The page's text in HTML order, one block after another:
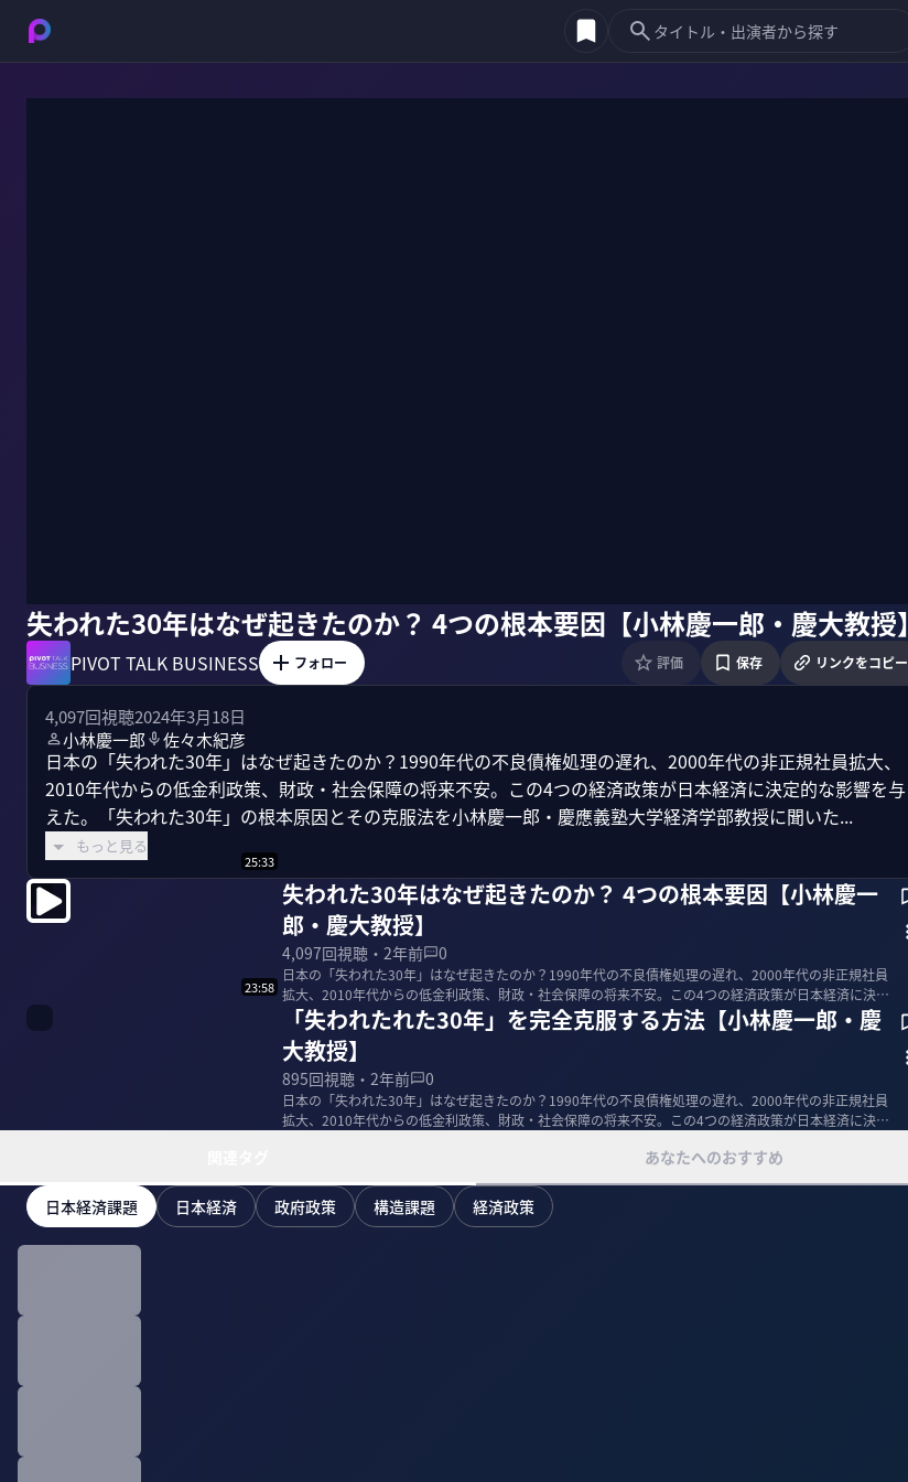
失われた30年はなぜ起きたのか？ 4つの根本要因【小林慶一郎・慶大教授】
PIVOT TALK BUSINESS フォロー 評価 保存 リンクをコピー
4,097回視聴2024年3月18日
小林慶一郎
佐々木紀彦
日本の「失われた30年」はなぜ起きたのか？1990年代の不良債権処理の遅れ、2000年代の非正規社員拡大、
2010年代からの低金利政策、財政・社会保障の将来不安。この4つの経済政策が日本経済に決定的な影響を与
えた。「失われた30年」の根本原因とその克服法を小林慶一郎・慶應義塾大学経済学部教授に聞いた...
もっと見る
25:33
失われた30年はなぜ起きたのか？ 4つの根本要因【小林慶一
郎・慶大教授】
4,097回視聴・ 2年前 0
日本の「失われた30年」はなぜ起きたのか？1990年代の不良債権処理の遅れ、2000年代の非正規社員
拡大、2010年代からの低金利政策、財政・社会保障の将来不安。この4つの経済政策が日本経済に決定
的な...
23:58
「失われたれた30年」を完全克服する方法【小林慶一郎・慶
大教授】
895回視聴・ 2年前 0
日本の「失われた30年」はなぜ起きたのか？1990年代の不良債権処理の遅れ、2000年代の非正規社員
拡大、2010年代からの低金利政策、財政・社会保障の将来不安。この4つの経済政策が日本経済に決定
あなたへのおすすめ
日本経済課題 日本経済 政府政策 構造課題 経済政策